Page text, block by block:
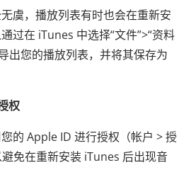
虞，播放列表有时也会在重新安
过在 iTunes 中选择“文件”>“资料
出您的播放列表，并将其保存为
权
的 Apple ID 进行授权（帐户 > 授
免在重新安装 iTunes 后出现音